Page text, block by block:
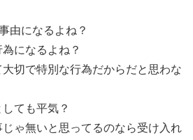
由になるよね？
になるよね？
切で特別な行為だからだと思わな
ても平気？
ゃ無いと思ってるのなら受け入れ